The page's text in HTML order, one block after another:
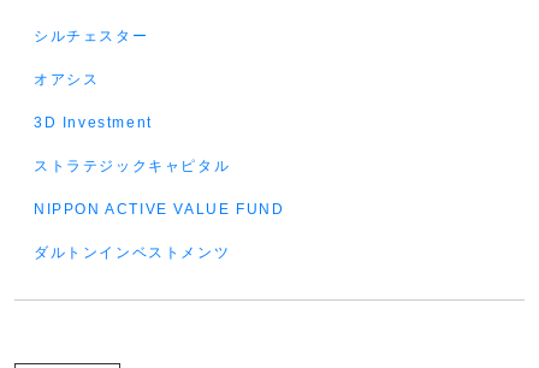
シルチェスター
オアシス
3D Investment
ストラテジックキャピタル
NIPPON ACTIVE VALUE FUND
ダルトンインベストメンツ